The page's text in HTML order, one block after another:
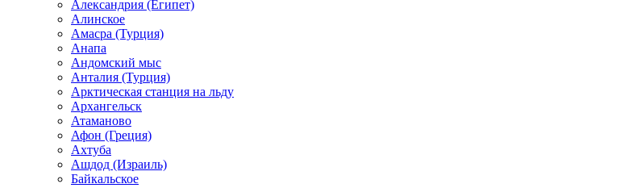
Александрия (Египет)
Алинское
Амасра (Турция)
Анапа
Андомский мыс
Анталия (Турция)
Арктическая станция на льду
Архангельск
Атаманово
Афон (Греция)
Ахтуба
Ашдод (Израиль)
Байкальское